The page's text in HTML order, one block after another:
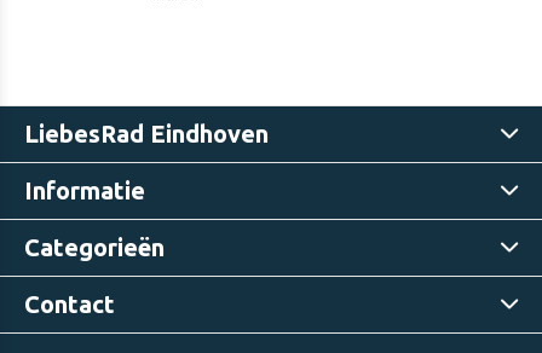
LiebesRad Eindhoven
Informatie
Categorieën
Contact